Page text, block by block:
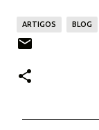
ARTIGOS BLOG